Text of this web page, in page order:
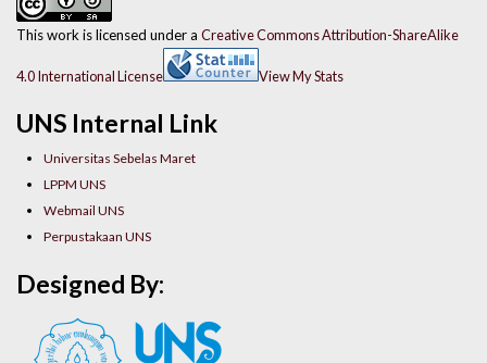
UNS Internal Link
Universitas Sebelas Maret
LPPM UNS
Webmail UNS
Perpustakaan UNS
This work is licensed under a Creative Commons Attribution-ShareAlike
4.0 International License View My Stats
Designed By: